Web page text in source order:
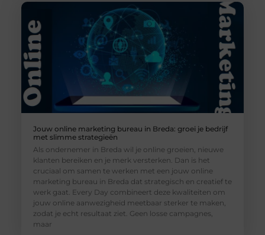
Jouw online marketing bureau in Breda: groei je bedrijf
met slimme strategieën
Als ondernemer in Breda wil je online groeien, nieuwe
klanten bereiken en je merk versterken. Dan is het
cruciaal om samen te werken met een jouw online
marketing bureau in Breda dat strategisch en creatief te
werk gaat. Every Day combineert deze kwaliteiten om
jouw online aanwezigheid meetbaar sterker te maken,
zodat je echt resultaat ziet. Geen losse campagnes,
maar